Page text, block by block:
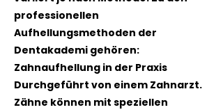
professionellen
Aufhellungsmethoden der
Dentakademi gehören:
Zahnaufhellung in der Praxis
Durchgeführt von einem Zahnarzt.
Zähne können mit speziellen